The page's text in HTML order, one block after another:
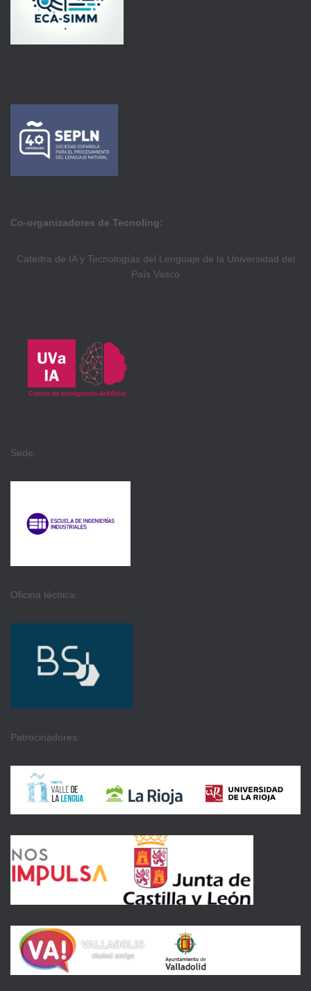
Co-organizadores de Tecnoling:
Cátedra de IA y Tecnologías del Lenguaje de la Universidad del
País Vasco
Sede:
Oficina técnica:
Patrocinadores: